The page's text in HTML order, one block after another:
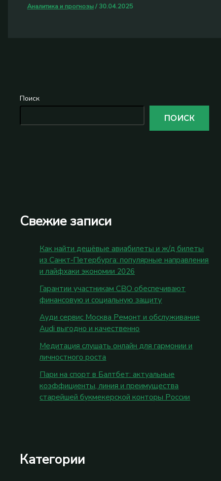
Поиск
ПОИСК
Свежие записи
Как найти дешёвые авиабилеты и ж/д билеты
из Санкт‑Петербурга: популярные направления
и лайфхаки экономии 2026
Гарантии участникам СВО обеспечивают
финансовую и социальную защиту
Ауди сервис Москва Ремонт и обслуживание
Audi выгодно и качественно
Медитация слушать онлайн для гармонии и
личностного роста
Пари на спорт в Балтбет: актуальные
коэффициенты, линия и преимущества
старейшей букмекерской конторы России
Категории
Аналитика и прогнозы/ 30.04.2025